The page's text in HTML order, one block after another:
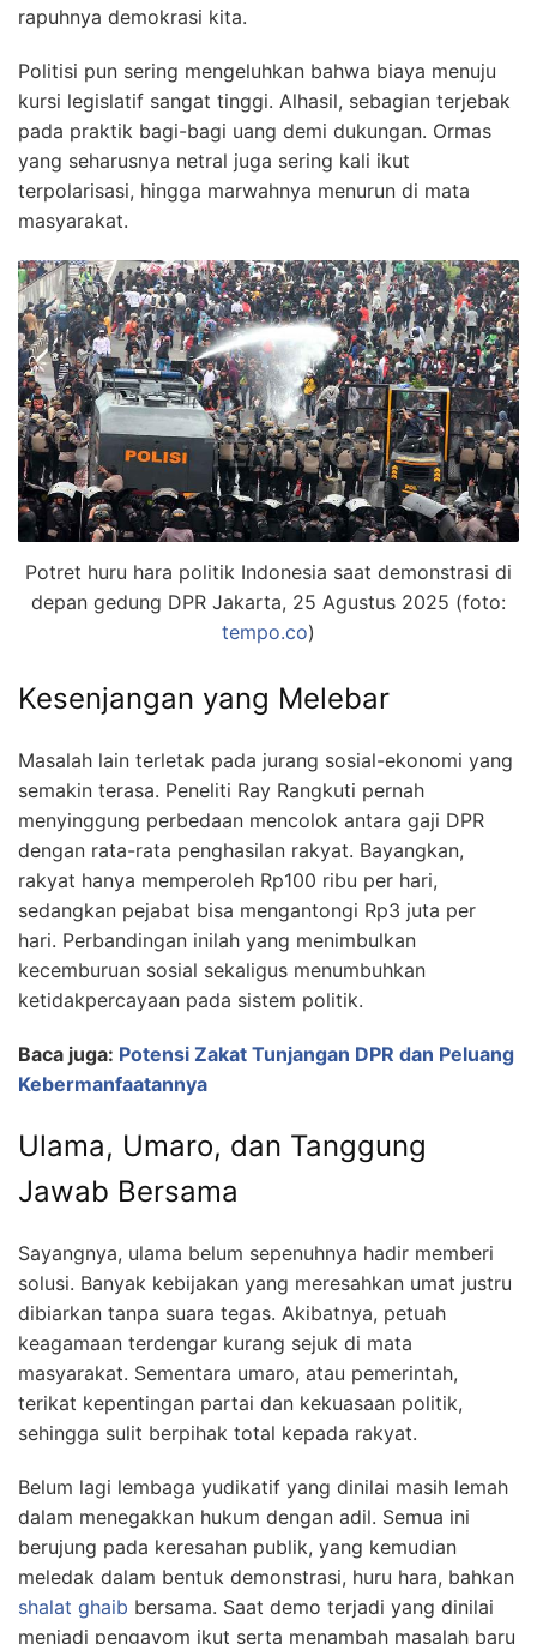
rapuhnya demokrasi kita.
Politisi pun sering mengeluhkan bahwa biaya menuju
kursi legislatif sangat tinggi. Alhasil, sebagian terjebak
pada praktik bagi-bagi uang demi dukungan. Ormas
yang seharusnya netral juga sering kali ikut
terpolarisasi, hingga marwahnya menurun di mata
masyarakat.
Potret huru hara politik Indonesia saat demonstrasi di
depan gedung DPR Jakarta, 25 Agustus 2025 (foto:
tempo.co)
Kesenjangan yang Melebar
Masalah lain terletak pada jurang sosial-ekonomi yang
semakin terasa. Peneliti Ray Rangkuti pernah
menyinggung perbedaan mencolok antara gaji DPR
dengan rata-rata penghasilan rakyat. Bayangkan,
rakyat hanya memperoleh Rp100 ribu per hari,
sedangkan pejabat bisa mengantongi Rp3 juta per
hari. Perbandingan inilah yang menimbulkan
kecemburuan sosial sekaligus menumbuhkan
ketidakpercayaan pada sistem politik.
Baca juga: Potensi Zakat Tunjangan DPR dan Peluang
Kebermanfaatannya
Ulama, Umaro, dan Tanggung
Jawab Bersama
Sayangnya, ulama belum sepenuhnya hadir memberi
solusi. Banyak kebijakan yang meresahkan umat justru
dibiarkan tanpa suara tegas. Akibatnya, petuah
keagamaan terdengar kurang sejuk di mata
masyarakat. Sementara umaro, atau pemerintah,
terikat kepentingan partai dan kekuasaan politik,
sehingga sulit berpihak total kepada rakyat.
Belum lagi lembaga yudikatif yang dinilai masih lemah
dalam menegakkan hukum dengan adil. Semua ini
berujung pada keresahan publik, yang kemudian
meledak dalam bentuk demonstrasi, huru hara, bahkan
shalat ghaib bersama. Saat demo terjadi yang dinilai
menjadi pengayom ikut serta menambah masalah baru